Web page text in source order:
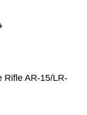
Rifle AR-15/LR-